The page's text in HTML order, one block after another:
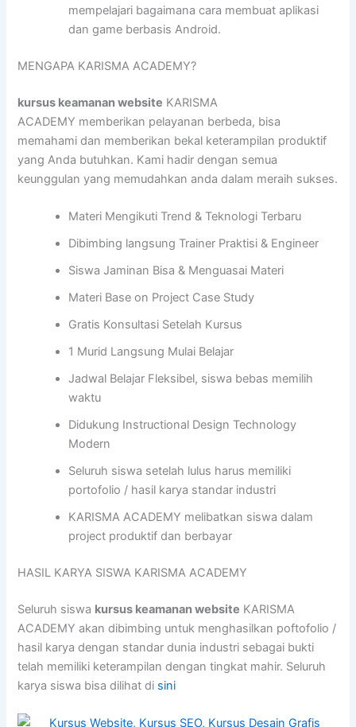
mempelajari bagaimana cara membuat aplikasi
dan game berbasis Android.
MENGAPA KARISMA ACADEMY?
kursus keamanan website KARISMA
ACADEMY memberikan pelayanan berbeda, bisa
memahami dan memberikan bekal keterampilan produktif
yang Anda butuhkan. Kami hadir dengan semua
keunggulan yang memudahkan anda dalam meraih sukses.
Materi Mengikuti Trend & Teknologi Terbaru
Dibimbing langsung Trainer Praktisi & Engineer
Siswa Jaminan Bisa & Menguasai Materi
Materi Base on Project Case Study
Gratis Konsultasi Setelah Kursus
1 Murid Langsung Mulai Belajar
Jadwal Belajar Fleksibel, siswa bebas memilih
waktu
Didukung Instructional Design Technology
Modern
Seluruh siswa setelah lulus harus memiliki
portofolio / hasil karya standar industri
KARISMA ACADEMY melibatkan siswa dalam
project produktif dan berbayar
HASIL KARYA SISWA KARISMA ACADEMY
Seluruh siswa kursus keamanan website KARISMA
ACADEMY akan dibimbing untuk menghasilkan poftofolio /
hasil karya dengan standar dunia industri sebagai bukti
telah memiliki keterampilan dengan tingkat mahir. Seluruh
karya siswa bisa dilihat di sini